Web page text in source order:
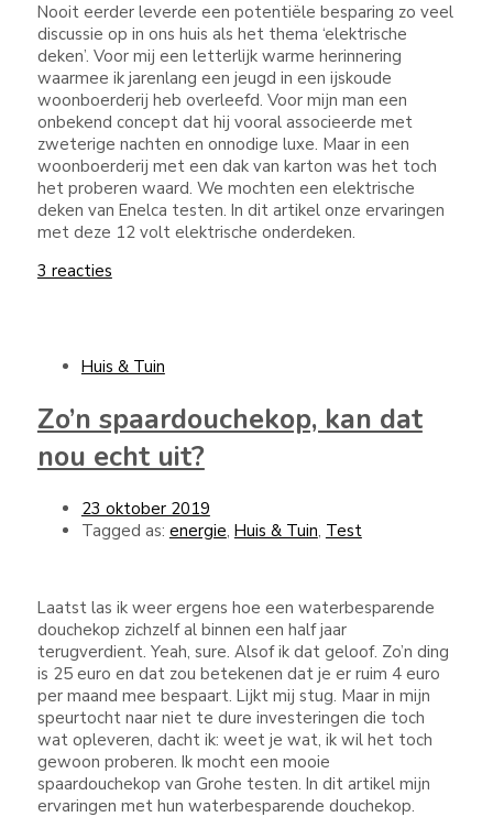
Nooit eerder leverde een potentiële besparing zo veel
discussie op in ons huis als het thema ‘elektrische
deken’. Voor mij een letterlijk warme herinnering
waarmee ik jarenlang een jeugd in een ijskoude
woonboerderij heb overleefd. Voor mijn man een
onbekend concept dat hij vooral associeerde met
zweterige nachten en onnodige luxe. Maar in een
woonboerderij met een dak van karton was het toch
het proberen waard. We mochten een elektrische
deken van Enelca testen. In dit artikel onze ervaringen
met deze 12 volt elektrische onderdeken.
3 reacties
Huis & Tuin
Zo’n spaardouchekop, kan dat
nou echt uit?
23 oktober 2019
Tagged as: energie, Huis & Tuin, Test
Laatst las ik weer ergens hoe een waterbesparende
douchekop zichzelf al binnen een half jaar
terugverdient. Yeah, sure. Alsof ik dat geloof. Zo’n ding
is 25 euro en dat zou betekenen dat je er ruim 4 euro
per maand mee bespaart. Lijkt mij stug. Maar in mijn
speurtocht naar niet te dure investeringen die toch
wat opleveren, dacht ik: weet je wat, ik wil het toch
gewoon proberen. Ik mocht een mooie
spaardouchekop van Grohe testen. In dit artikel mijn
ervaringen met hun waterbesparende douchekop.